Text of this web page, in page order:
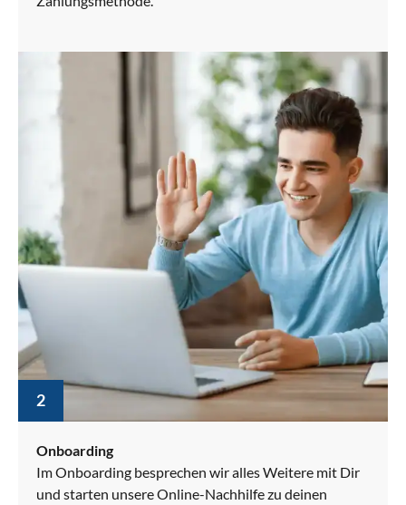
2
Onboarding
Im Onboarding besprechen wir alles Weitere mit Dir
und starten unsere Online-Nachhilfe zu deinen